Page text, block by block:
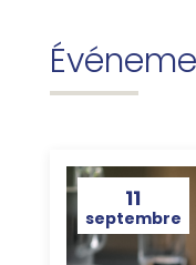
11
septembre